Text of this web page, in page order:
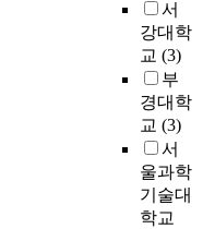
서
강대학
교 (3)
부
경대학
교 (3)
서
울과학
기술대
학교